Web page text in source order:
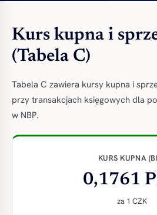
Kurs kupna i
(Tabela C)
Tabela C zawiera kursy kupna i
przy transakcjach księgowych dla
w NBP.
KURS KUPNA
0,1761
za 1 CZK